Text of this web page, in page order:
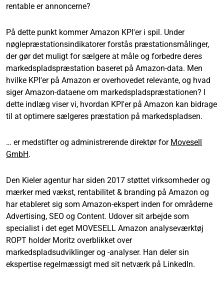
rentable er annoncerne?
På dette punkt kommer Amazon KPI'er i spil. Under
nøglepræstationsindikatorer forstås præstationsmålinger,
der gør det muligt for sælgere at måle og forbedre deres
markedspladspræstation baseret på Amazon-data. Men
hvilke KPI'er på Amazon er overhovedet relevante, og hvad
siger Amazon-dataene om markedspladspræstationen? I
dette indlæg viser vi, hvordan KPI'er på Amazon kan bidrage
til at optimere sælgeres præstation på markedspladsen.
… er medstifter og administrerende direktør for Movesell
GmbH.
Den Kieler agentur har siden 2017 støttet virksomheder og
mærker med vækst, rentabilitet & branding på Amazon og
har etableret sig som Amazon-ekspert inden for områderne
Advertising, SEO og Content. Udover sit arbejde som
specialist i det eget MOVESELL Amazon analyseværktøj
ROPT holder Moritz overblikket over
markedspladsudviklinger og -analyser. Han deler sin
ekspertise regelmæssigt med sit netværk på LinkedIn.